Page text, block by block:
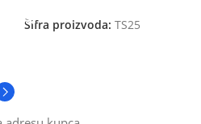
Šifra proizvoda: TS25